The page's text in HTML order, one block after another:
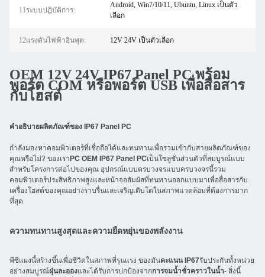
11ระบบปฏิบัติการ:
Android, Win7/10/11, Ubuntu, Linux เป็นตัว
เลือก
12แรงดันไฟฟ้าอินพุต: 12V 24V เป็นตัวเลือก
OEM 12V 24V IP67 Panel PC พร้อม
พอร์ต COM หรือพอร์ต USB เพื่อสื่อสาร
กับโฮสต์
คำอธิบายผลิตภัณฑ์ของ IP67 Panel PC
กำลังมองหาคอมพิวเตอร์ที่เชื่อถือได้และทนทานเพื่อรวมเข้ากับสายผลิตภัณฑ์ของ
คุณหรือไม่? ของเรา PC OEM IP67 Panel PCเป็นโซลูชั่นส่วนตัวที่สมบูรณ์แบบ
สำหรับโครงการต่อไปของคุณ อุปกรณ์แบบครบวงจรแบบครบวงจรนี้รวม
คอมพิวเตอร์ประสิทธิภาพสูงและหน้าจอสัมผัสที่ทนทานออกแบบมาเพื่อสื่อสารกับ
เครื่องโฮสต์ของคุณอย่างราบรื่นและเจริญเติบโตในสภาพแวดล้อมที่ต้องการมาก
ที่สุด
ความทนทานสูงสุดและความยืดหยุ่นของพลังงาน
พีซีแผงนี้สร้างขึ้นเพื่อชีวิตในสภาพที่รุนแรง ของมันคะแนน IP67รับประกันทั้งหน่วย
อย่างสมบูรณ์ฝุ่นละอองและได้รับการปกป้องจากการจมน้ำชั่วคราวในน้ำ- สิ่งนี้